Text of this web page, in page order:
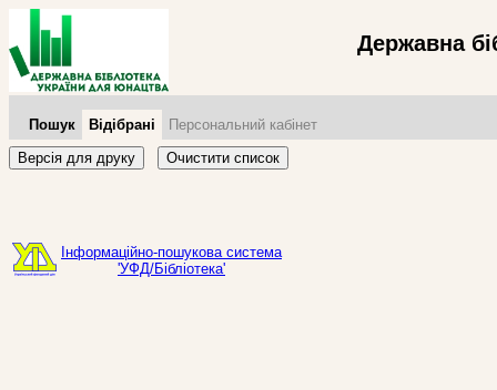
Державна
Пошук Відібрані
Персональний кабінет
Версія для друку
Очистити список
Інформаційно-пошукова система
'УФД/Бібліотека'